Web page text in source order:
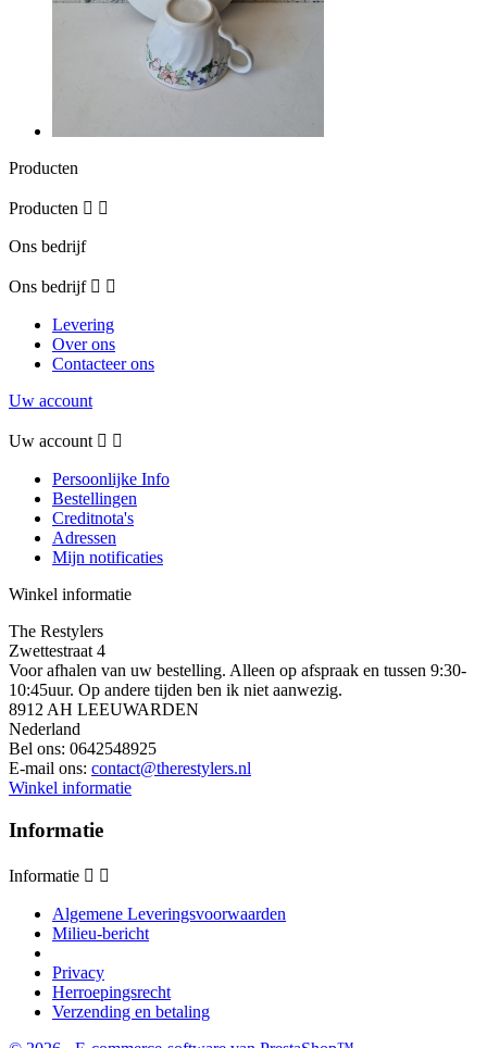
Producten
Producten  
Ons bedrijf
Ons bedrijf  
Levering
Over ons
Contacteer ons
Uw account
Uw account  
Persoonlijke Info
Bestellingen
Creditnota's
Adressen
Mijn notificaties
Winkel informatie
The Restylers
Zwettestraat 4
Voor afhalen van uw bestelling. Alleen op afspraak en tussen 9:30-
10:45uur. Op andere tijden ben ik niet aanwezig.
8912 AH LEEUWARDEN
Nederland
Bel ons: 0642548925
E-mail ons: contact@therestylers.nl
Winkel informatie
Informatie
Informatie  
Algemene Leveringsvoorwaarden
Milieu-bericht
Privacy
Herroepingsrecht
Verzending en betaling